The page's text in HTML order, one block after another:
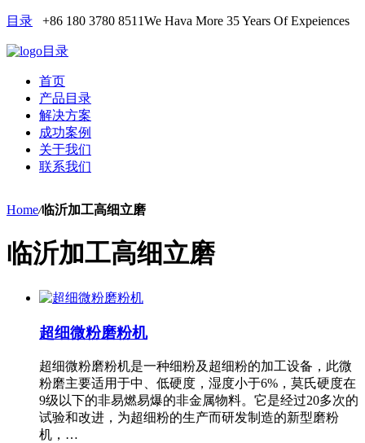
目录 +86 180 3780 8511We Hava More 35 Years Of Expeiences
目录
首页
产品目录
解决方案
成功案例
关于我们
联系我们
Home/临沂加工高细立磨
临沂加工高细立磨
超细微粉磨粉机
超细微粉磨粉机是一种细粉及超细粉的加工设备，此微
粉磨主要适用于中、低硬度，湿度小于6%，莫氏硬度在
9级以下的非易燃易爆的非金属物料。它是经过20多次的
试验和改进，为超细粉的生产而研发制造的新型磨粉
机，…